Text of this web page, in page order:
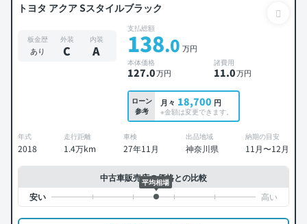
トヨタ アクア Sスタイルブラック
板金歴
あり
外装
C
内装
A
支払総額
138.0 万円
本体価格
127.0万円
諸費用
11.0万円
ローン
参考
月々 18,700 円
※金額は変更できます。
年式
2018
走行距離
1.4万km
車検
27年11月
出品地域
神奈川県
納期の目安
11月〜12月
中古車販売店の価格との比較
平均相場